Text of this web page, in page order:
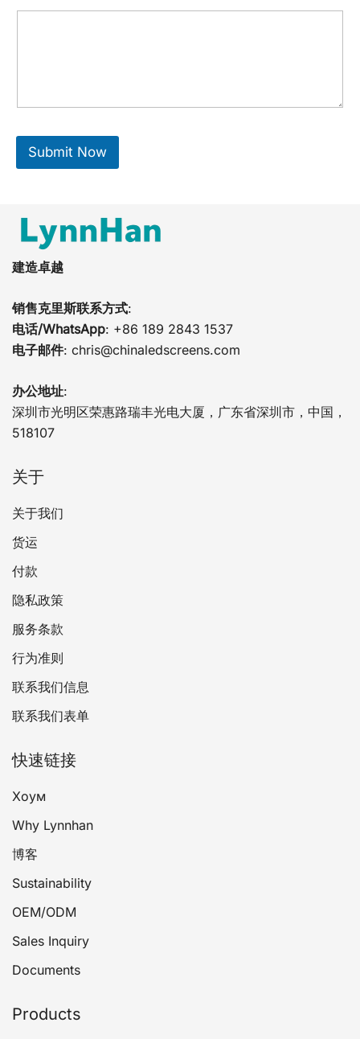
Submit Now
建造卓越
销售克里斯联系方式:
电话/WhatsApp: +86 189 2843 1537
电子邮件: chris@chinaledscreens.com
办公地址:
深圳市光明区荣惠路瑞丰光电大厦，广东省深圳市，中国，
518107
关于
关于我们
货运
付款
隐私政策
服务条款
行为准则
联系我们信息
联系我们表单
快速链接
Хоум
Why Lynnhan
博客
Sustainability
OEM/ODM
Sales Inquiry
Documents
Products